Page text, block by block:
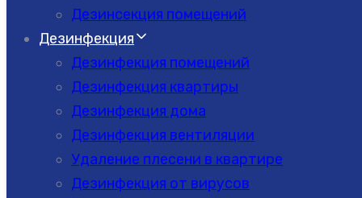
Дезинсекция помещений
Дезинфекция
Дезинфекция помещений
Дезинфекция квартиры
Дезинфекция дома
Дезинфекция вентиляции
Удаление плесени в квартире
Дезинфекция от вирусов